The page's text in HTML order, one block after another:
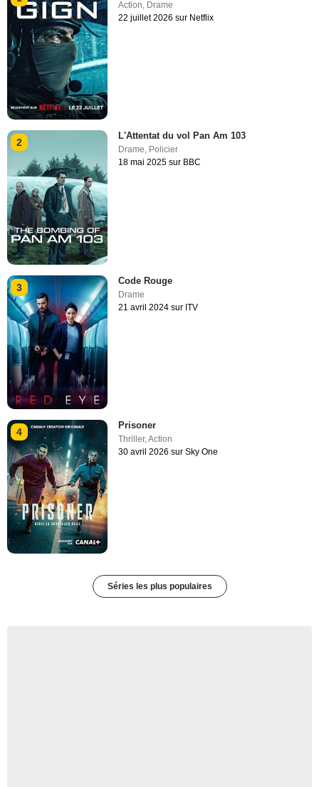
Action, Drame
22 juillet 2026 sur Netflix
2
L'Attentat du vol Pan Am 103
Drame, Policier
18 mai 2025 sur BBC
3
Code Rouge
Drame
21 avril 2024 sur ITV
4
Prisoner
Thriller,Action
30 avril 2026 sur Sky One
Séries les plus populaires